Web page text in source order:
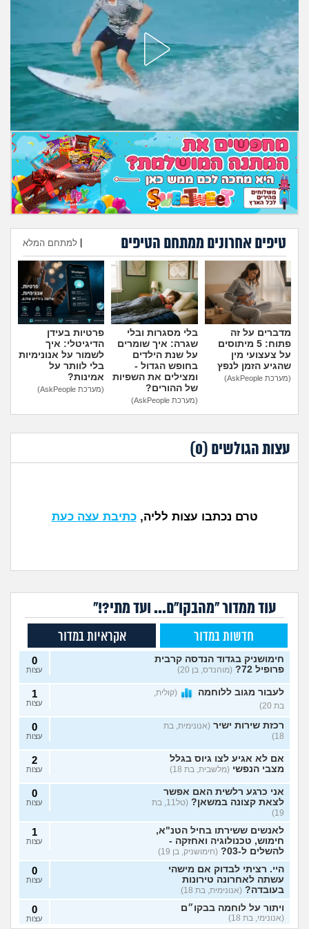
מה שעובר עליי
שומרים על הגוף
פיננסי וכלכלה
בין הסדינים
חיות מחמד
יוקר המחיה
גאווה
טיפים אחרונים ממתחם הטיפים למתחם המלא
הוספת טיפ
מדברים על זה
פתוח: 5 מיתוסים
על צעצועי מין
שהגיע הזמן לנפץ
(מערכת AskPeople)
בלי מסגרות ובלי
שגרה: איך שומרים
על שנת הילדים
בחופש הגדול -
ומצילים את השפיות
של ההורים?
(מערכת AskPeople)
פרטיות בעידן
הדיגיטלי: איך
לשמור על אנונימיות
בלי לוותר על
אמינות?
(מערכת AskPeople)
עצות הגולשים (0
)
טרם נכתבו עצות לליה,כתיבת עצה כעת
עוד ממדור "מהבקו"ם... ועד מתי?!"
חדשות במדור אקראיות במדור
חימושניק בגדוד הנדסה קרבית
פרופיל 72?
(מוהנדס, בן 20)
0
עצות
לעבור מגוב ללוחמה
(קולית,
בת 20)
1
עצות
רכזת שירות ישיר (אנונימית, בת
18)
0
עצות
אם לא אגיע לצו גיוס בגלל
מצבי הנפשי (מלשבית, בת 18)
2
עצות
אני כרגע רלשית האם אפשר
לצאת קצונה במשאן?
(טל11, בת
19)
0
עצות
לאנשים ששירתו בחיל הטנ"א,
חימוש, טכנולוגיה ואחזקה -
להשלים ל-03?
(חימושניק, בן 19)
1
עצות
היי. רציתי לבדוק אם מישהי
עשתה לאחרונה טירונות
בעובדה? (אנונימית, בת 18)
0
עצות
ויתור על לוחמה בבקו״ם
(אנונימי, בת 18)
0
עצות